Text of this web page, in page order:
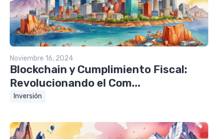
Noviembre 16, 2024
Blockchain y Cumplimiento Fiscal:
Revolucionando el Com...
Inversión